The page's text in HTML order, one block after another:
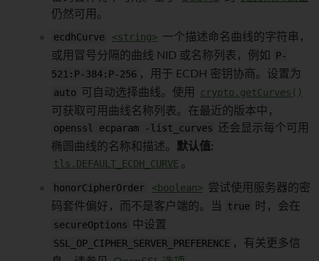
仍然可用。
ecdhCurve
<string> 一个描述命名曲线的字符串，
或用冒号分隔的曲线 NID 或名称列表，例如
P-
521:P-384:P-256 ，用于 ECDH 密钥协商。设置为
auto
可自动选择曲线。使用
crypto.getCurves()
可获取可用曲线名称列表。在最近的版本中，
openssl ecparam -list_curves 还会显示每个可用
椭圆曲线的名称和描述。 默认值:
tls.DEFAULT_ECDH_CURVE 。
honorCipherOrder <boolean> 尝试使用服务器的密
码套件偏好，而不是客户端的。当
true
时，会在
secureOptions
中设置
SSL_OP_CIPHER_SERVER_PREFERENCE ，有关更多信